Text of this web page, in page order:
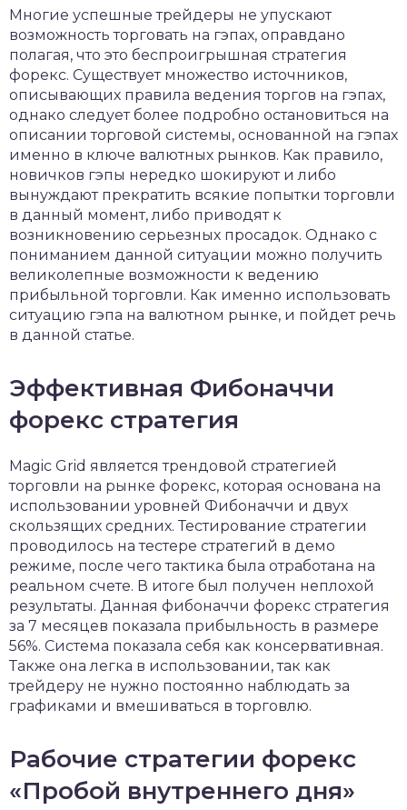
Многие успешные трейдеры не упускают
возможность торговать на гэпах, оправдано
полагая, что это беспроигрышная стратегия
форекс. Существует множество источников,
описывающих правила ведения торгов на гэпах,
однако следует более подробно остановиться на
описании торговой системы, основанной на гэпах
именно в ключе валютных рынков. Как правило,
новичков гэпы нередко шокируют и либо
вынуждают прекратить всякие попытки торговли
в данный момент, либо приводят к
возникновению серьезных просадок. Однако с
пониманием данной ситуации можно получить
великолепные возможности к ведению
прибыльной торговли. Как именно использовать
ситуацию гэпа на валютном рынке, и пойдет речь
в данной статье.
Эффективная Фибоначчи
форекс стратегия
Magic Grid является трендовой стратегией
торговли на рынке форекс, которая основана на
использовании уровней Фибоначчи и двух
скользящих средних. Тестирование стратегии
проводилось на тестере стратегий в демо
режиме, после чего тактика была отработана на
реальном счете. В итоге был получен неплохой
результаты. Данная фибоначчи форекс стратегия
за 7 месяцев показала прибыльность в размере
56%. Система показала себя как консервативная.
Также она легка в использовании, так как
трейдеру не нужно постоянно наблюдать за
графиками и вмешиваться в торговлю.
Рабочие стратегии форекс
«Пробой внутреннего дня»